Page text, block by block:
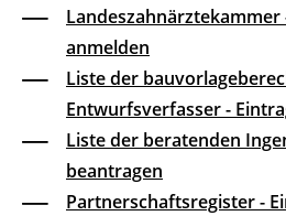
anmelden
Liste der
Entwurfsverfasser -
Liste der beratenden
beantragen
Partnerschaftsregister -